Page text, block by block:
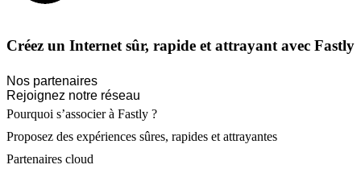
Créez un Internet sûr, rapide et attrayant avec Fastly
Nos partenaires
Rejoignez notre réseau
Pourquoi s’associer à Fastly ?
Proposez des expériences sûres, rapides et attrayantes
Partenaires cloud